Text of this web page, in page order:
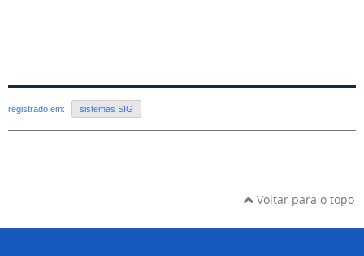
registrado em: sistemas SIG
Voltar para o topo